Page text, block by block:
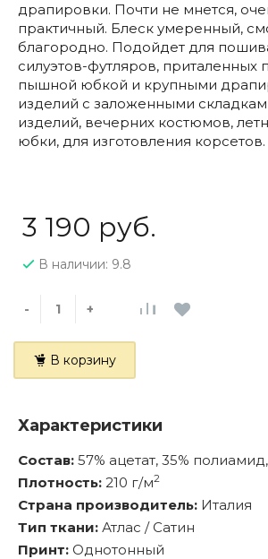
драпировки. Почти не мнется,
практичный. Блеск умеренный,
благородно. Подойдет для
силуэтов-футляров, приталенных
пышной юбкой и крупными
изделий с заложенными
изделий, вечерних костюмов,
юбки, для изготовления корсетов.
3 190 руб.
В наличии: 9.8
- +
В корзину
Характеристики
Состав: 57% ацетат, 35%
Плотность: 210 г/м2
Страна производитель: Италия
Тип ткани: Атлас / Сатин
Принт: Однотонный